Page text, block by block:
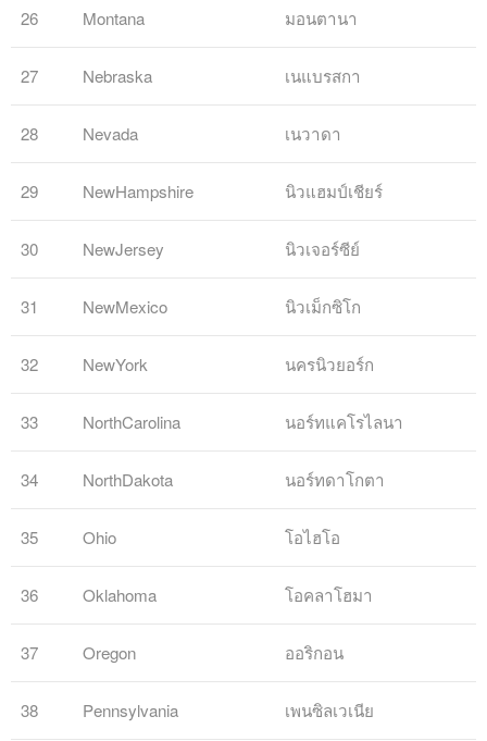
26 Montana มอนตานา
27 Nebraska เนแบรสกา
28 Nevada เนวาดา
29 NewHampshire นิวแฮมป์เชียร์
30 NewJersey นิวเจอร์ซีย์
31 NewMexico นิวเม็กซิโก
32 NewYork นครนิวยอร์ก
33 NorthCarolina นอร์ทแคโรไลนา
34 NorthDakota นอร์ทดาโกตา
35 Ohio โอไฮโอ
36 Oklahoma โอคลาโฮมา
37 Oregon ออริกอน
38 Pennsylvania เพนซิลเวเนีย